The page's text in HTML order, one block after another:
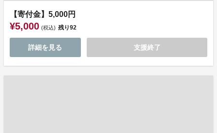
【寄付金】5,000円
¥5,000 (税込) 残り92
詳細を見る 支援終了